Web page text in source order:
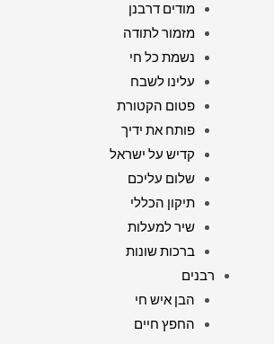
מודים דרבנן
מזמור לתודה
נשמת כל חי
עלינו לשבח
פטום הקטורת
פותח את ידיך
קדיש על ישראל
שלום עליכם
תיקון הכללי
שיר למעלות
ברכות שונות
רבנים
הבן איש חי
החפץ חיים